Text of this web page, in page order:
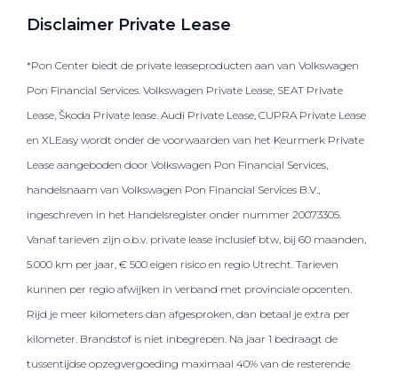
Disclaimer Private Lease
*Pon Center biedt de private leaseproducten aan van Volkswagen
Pon Financial Services. Volkswagen Private Lease, SEAT Private
Lease, Škoda Private lease. Audi Private Lease, CUPRA Private Lease
en XLEasy wordt onder de voorwaarden van het Keurmerk Private
Lease aangeboden door Volkswagen Pon Financial Services,
handelsnaam van Volkswagen Pon Financial Services B.V.,
ingeschreven in het Handelsregister onder nummer 20073305.
Vanaf tarieven zijn o.b.v. private lease inclusief btw, bij 60 maanden,
5.000 km per jaar, € 500 eigen risico en regio Utrecht. Tarieven
kunnen per regio afwijken in verband met provinciale opcenten.
Rijd je meer kilometers dan afgesproken, dan betaal je extra per
kilometer. Brandstof is niet inbegrepen. Na jaar 1 bedraagt de
tussentijdse opzegvergoeding maximaal 40% van de resterende